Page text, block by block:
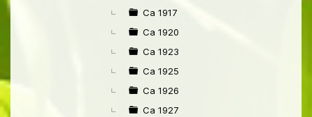
Ca 1917
Ca 1920
Ca 1923
Ca 1925
Ca 1926
Ca 1927